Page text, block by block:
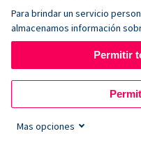
How to Create a
Para brindar un servicio
almacenamos información
Permitir
Mas opciones